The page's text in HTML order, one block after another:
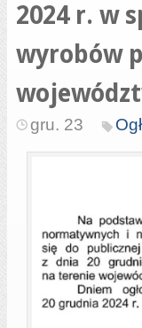
2024 r. w
wyrobów
gru. 23